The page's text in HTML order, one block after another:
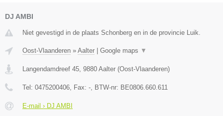
DJ AMBI
Niet gevestigd in de plaats Schonberg en in de provincie Luik.
Oost-Vlaanderen » Aalter Google maps ▼
Langendamdreef 45, 9880 Aalter (Oost-Vlaanderen)
Tel: 0475200406, Fax: -, BTW-nr: BE0806.660.611
E-mail › DJ AMBI